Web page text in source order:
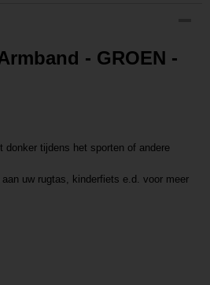
- GROEN -
donker tijdens het sporten of andere
uw rugtas, kinderfiets e.d. voor meer